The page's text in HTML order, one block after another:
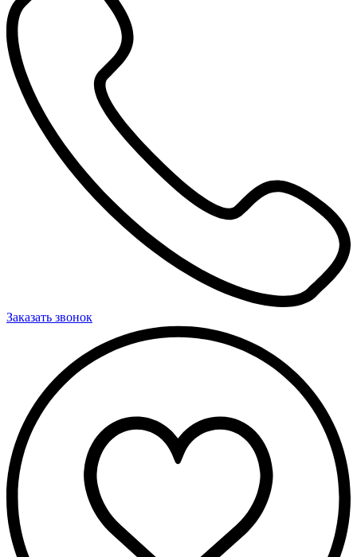
Заказать звонок